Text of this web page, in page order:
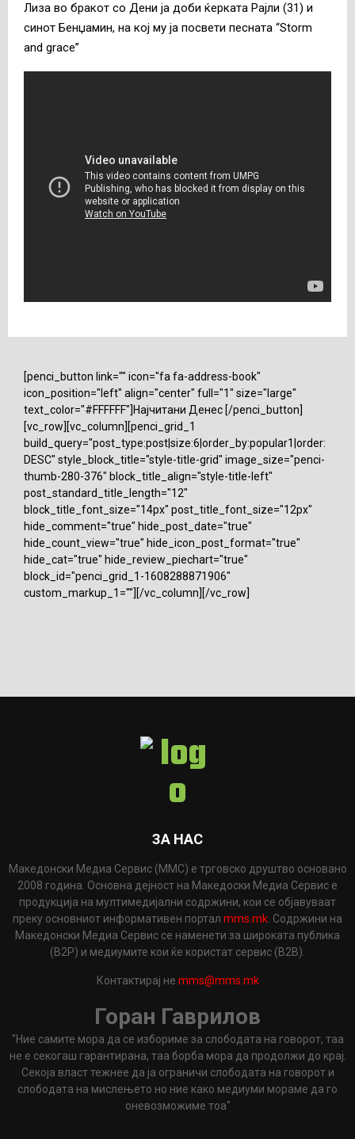
Лиза во бракот со Дени ја доби ќерката Рајли (31) и
синот Бенџамин, на кој му ја посвети песната “Storm
and grace”
[penci_button link="" icon="fa fa-address-book"
icon_position="left" align="center" full="1" size="large"
text_color="#FFFFFF"]Најчитани Денес [/penci_button]
[vc_row][vc_column][penci_grid_1
build_query="post_type:post|size:6|order_by:popular1|order:
DESC" style_block_title="style-title-grid" image_size="penci-
thumb-280-376" block_title_align="style-title-left"
post_standard_title_length="12"
block_title_font_size="14px" post_title_font_size="12px"
hide_comment="true" hide_post_date="true"
hide_count_view="true" hide_icon_post_format="true"
hide_cat="true" hide_review_piechart="true"
block_id="penci_grid_1-1608288871906"
custom_markup_1=""][/vc_column][/vc_row]
ЗА НАС
Македонски Медиа Сервис (ММС) е трговско друштво основано
2008 година. Основна дејност на Македоски Медиа Сервис е
продукција на мултимедијални содржини, кои се објавуваат
преку основниот информативен портал mms.mk. Содржини на
Македонски Медиа Сервис се наменети за широката публика
(B2P) и медиумите кои ќе користат сервис (B2B).
Контактирај не mms@mms.mk
Горан Гаврилов
"Ние самите мора да се избориме за слободата на говорот, таа
не е секогаш гарантирана, таа борба мора да продолжи до крај.
Секоја власт тежнее да ја ограничи слободата на говорот и
слободата на мислењето но ние како медиуми мораме да го
оневозможиме тоа"